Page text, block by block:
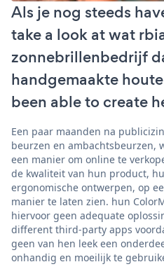
Als je nog steeds
take a look at wat
zonnebrillenbedrijf
handgemaakte
been able to create
Een paar maanden na
beurzen en ambachtsbeurzen,
een manier om online te
de kwaliteit van hun product,
ergonomische ontwerpen, op
manier te laten zien. hun
hiervoor geen adequate
different third-party apps
geen van hen leek een
onhandig en moeilijk te